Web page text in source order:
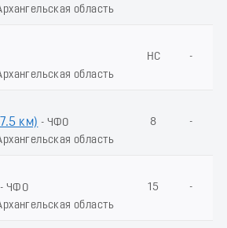
область
область
НС -
км) - ЧФО
область
8 -
- ЧФО
область
15 -